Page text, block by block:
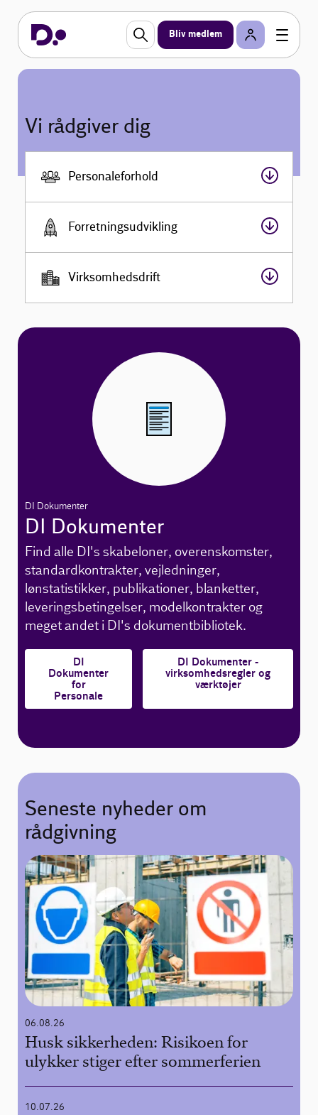
Bliv medlem
Vi rådgiver dig
Personaleforhold
Forretningsudvikling
Virksomhedsdrift
DI Dokumenter
DI Dokumenter
Find alle DI's skabeloner, overenskomster,
standardkontrakter, vejledninger,
lønstatistikker, publikationer, blanketter,
leveringsbetingelser, modelkontrakter og
meget andet i DI's dokumentbibliotek.
DI
Dokumenter
for
Personale
DI Dokumenter -
virksomhedsregler og
værktøjer
Seneste nyheder om
rådgivning
06.08.26
Husk sikkerheden: Risikoen for
ulykker stiger efter sommerferien
10.07.26